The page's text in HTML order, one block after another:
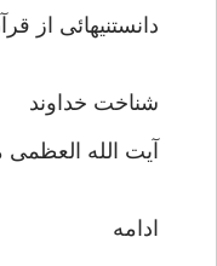
دانستنیهائی از
آیت الله
ادامه